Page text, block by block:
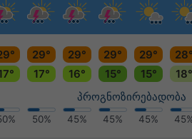
29° 29° 29° 29° 28°
17° 16° 15° 15° 18°
პროგნოზირებადობა
50% 45% 45% 45%